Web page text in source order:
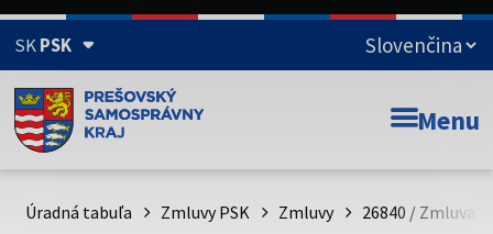
SKPSK
Doména psk.sk je oficiálna
Toto je oficiálna webová stránka Prešovského
psk.sk.
Menu
Úradná tabuľa Zmluvy PSK Zmluvy 26840 / Zmluva